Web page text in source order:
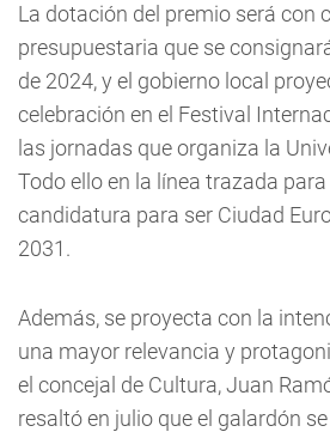
La dotación del premio será con
presupuestaria que se
de 2024, y el gobierno local
celebración en el Festival
las jornadas que organiza la
Todo ello en la línea trazada
candidatura para ser Ciudad
2031.
Además, se proyecta con la
una mayor relevancia y
el concejal de Cultura, Juan
resaltó en julio que el galardón